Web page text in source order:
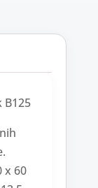
B125
x 60